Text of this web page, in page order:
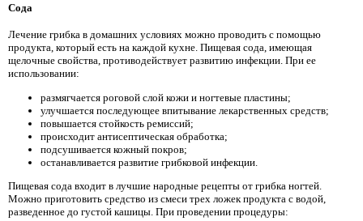
Сода
Лечение грибка в домашних условиях можно проводить с помощью
продукта, который есть на каждой кухне. Пищевая сода, имеющая
щелочные свойства, противодействует развитию инфекции. При ее
использовании:
размягчается роговой слой кожи и ногтевые пластины;
улучшается последующее впитывание лекарственных средств;
повышается стойкость ремиссий;
происходит антисептическая обработка;
подсушивается кожный покров;
останавливается развитие грибковой инфекции.
Пищевая сода входит в лучшие народные рецепты от грибка ногтей.
Можно приготовить средство из смеси трех ложек продукта с водой,
разведенное до густой кашицы. При проведении процедуры: